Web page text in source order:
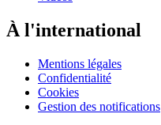
À l'international
Mentions légales
Confidentialité
Cookies
Gestion des notifications